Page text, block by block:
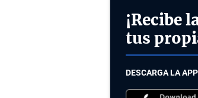
¡Recibe
tus
DESCARGA LA APP